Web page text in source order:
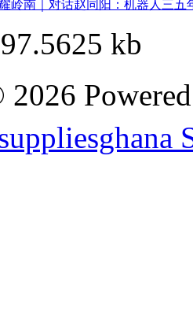
岭南｜对话赵同阳：机器人三
kb